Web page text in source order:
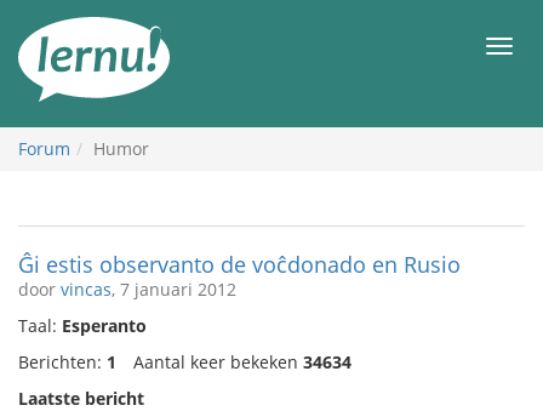
inhoud
Forum Humor
Ĝi estis observanto de voĉdonado en Rusio
door vincas, 7 januari 2012
Taal: Esperanto
Berichten: 1 Aantal keer bekeken 34634
Laatste bericht